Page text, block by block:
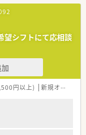
戦力としてご活躍いた
した採用となりますが、
相談可能です。
ただけます。
おり、2018年の1号店
を導入し、調剤過誤の
ツ星を取得しており、
望シフトにて応相談
円以上) 新規オープン